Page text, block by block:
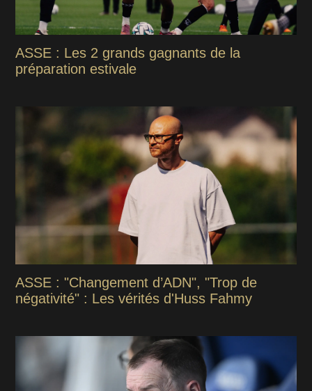
ASSE : Les 2 grands gagnants de la
préparation estivale
ASSE : "Changement d’ADN", "Trop de
négativité" : Les vérités d'Huss Fahmy